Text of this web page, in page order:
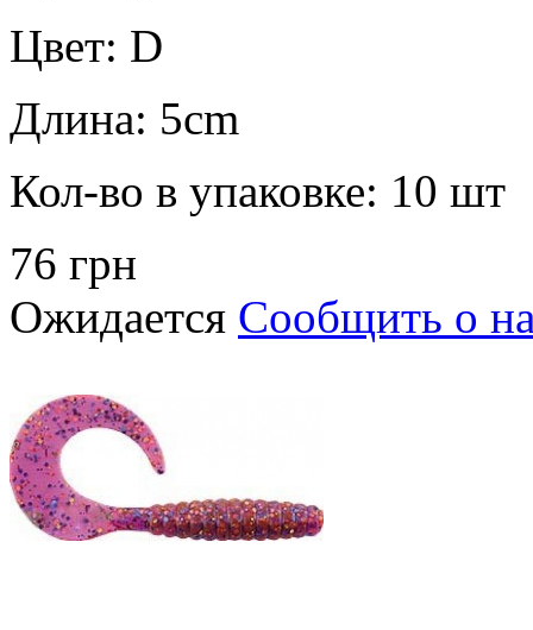
Цвет: D
Длина: 5cm
Кол-во в упаковке: 10 шт
76 грн
Ожидается Сообщить о